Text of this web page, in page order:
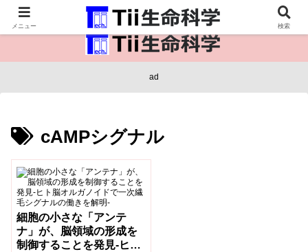
医療保健・生命・生物の情報インフラ。
ad
cAMPシグナル
細胞の小さな「アンテ
ナ」が、脳領域の形成を
制御することを発見-ヒト
メニュー 検索